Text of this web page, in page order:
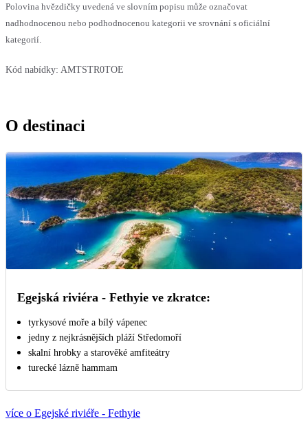
Polovina hvězdičky uvedená ve slovním popisu může označovat
nadhodnocenou nebo podhodnocenou kategorii ve srovnání s oficiální
kategorií.
Kód nabídky: AMTSTR0TOE
O destinaci
Egejská riviéra - Fethyie ve zkratce:
tyrkysové moře a bílý vápenec
jedny z nejkrásnějších pláží Středomoří
skalní hrobky a starověké amfiteátry
turecké lázně hammam
více o Egejské riviéře - Fethyie